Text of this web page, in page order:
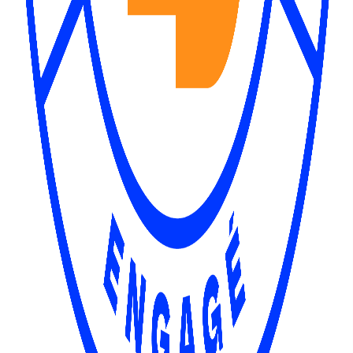
Pupitre de conférence
Prix HT
90,00 €
TTC: 108,00 €
R087 Voir détails →
Newvibes Technique
Votre partenaire pour tous vos besoins en location d'équipement
événementiel.
Évènements RSE éco-responsables
Liens Rapides
Accueil
Qui sommes-nous ?
Catégories
Contact
Mentions Légales